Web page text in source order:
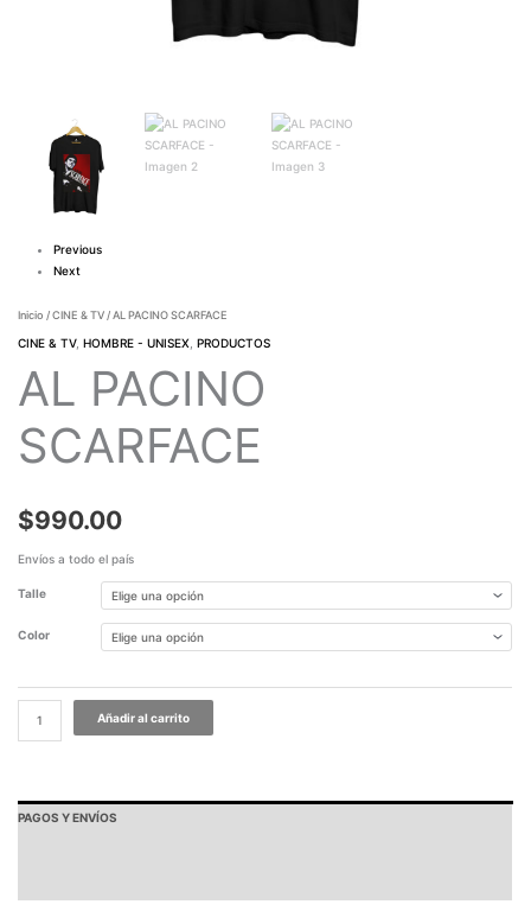
Previous
Next
Inicio /CINE & TV/ AL PACINO SCARFACE
CINE & TV,HOMBRE - UNISEX ,PRODUCTOS
AL PACINO
SCARFACE
$990.00
Envíos a todo el país
Talle
Color
Añadir al carrito
PAGOS Y ENVÍOS